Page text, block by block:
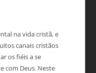
na vida cristã, e
canais cristãos
os fiéis a se
com Deus. Neste